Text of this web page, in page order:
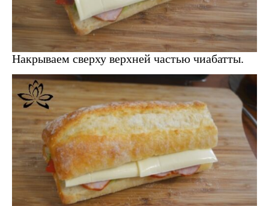
Накрываем сверху верхней частью чиабатты.